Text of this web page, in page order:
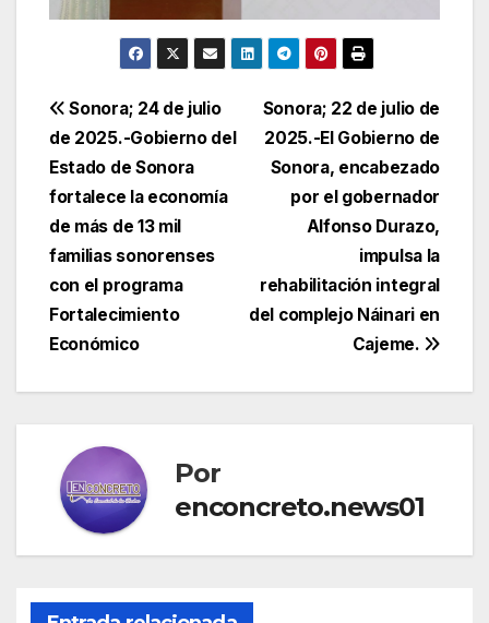
Navegación
de
entradas
Sonora; 22 de julio de
2025.-El Gobierno de
Sonora, encabezado
por el gobernador
Alfonso Durazo,
impulsa la
rehabilitación integral
del complejo Náinari en
Cajeme.
Sonora; 24 de julio
de 2025.-Gobierno del
Estado de Sonora
fortalece la economía
de más de 13 mil
familias sonorenses
con el programa
Fortalecimiento
Económico
Por
enconcreto.news01